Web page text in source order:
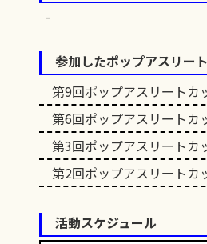
参加したポップアスリー
第9回ポップアスリートカ
第6回ポップアスリートカ
第3回ポップアスリートカ
第2回ポップアスリートカ
活動スケジュール